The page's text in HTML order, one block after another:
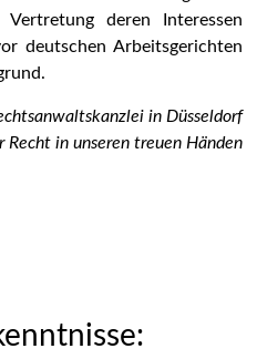
deren Interessen
deutschen Arbeitsgerichten
in Düsseldorf
Recht in unseren treuen Händen